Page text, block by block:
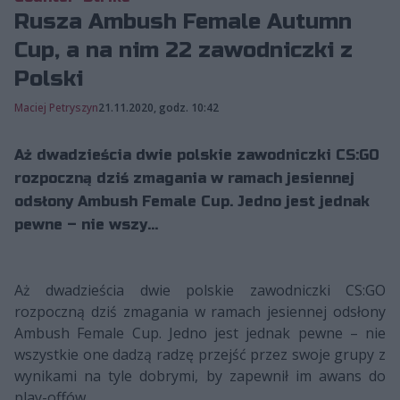
Rusza Ambush Female Autumn
Cup, a na nim 22 zawodniczki z
Polski
Maciej Petryszyn21.11.2020, godz. 10:42
Aż dwadzieścia dwie polskie zawodniczki CS:GO
rozpoczną dziś zmagania w ramach jesiennej
odsłony Ambush Female Cup. Jedno jest jednak
pewne – nie wszy...
Aż dwadzieścia dwie polskie zawodniczki CS:GO
rozpoczną dziś zmagania w ramach jesiennej odsłony
Ambush Female Cup. Jedno jest jednak pewne – nie
wszystkie one dadzą radzę przejść przez swoje grupy z
wynikami na tyle dobrymi, by zapewnił im awans do